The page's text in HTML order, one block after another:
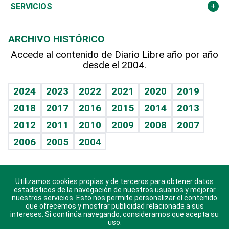
Resto del mundo
Economía personal
Podcast Arte Libre
Hablando con el pediatra
Vida y familia
Eñe
Celebrando la vida
Sin complejos
En pocas palabras
Escuchando al corazón
Economía Personal
Más deportes
Línea de hit
TBT Deportivo
Columnistas
Cambio climático
Opinión
Hecho en casa
Guía del dinero
SERVICIOS
Cumpleaños
Horóscopos
Crucigramas
ARCHIVO HISTÓRICO
Accede al contenido de Diario Libre año por año
desde el 2004.
2024 2023 2022 2021 2020
2019
2018
2017 2016 2015 2014
2013
2012
2011 2010 2009 2008
2007
2006
2005 2004
Descarga nuestras aplicaciones para Android, iOS y
sistema Huawei.
Utilizamos cookies propias y de terceros para obtener datos
estadísticos de la navegación de nuestros usuarios y mejorar
nuestros servicios. Esto nos permite personalizar el contenido
que ofrecemos y mostrar publicidad relacionada a sus
intereses. Si continúa navegando, consideramos que acepta su
uso.